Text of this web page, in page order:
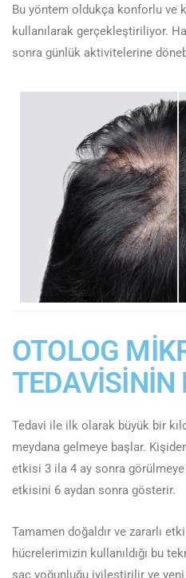
Bu yöntem oldukça konforlu ve
kullanılarak gerçekleştiriliyor.
sonra günlük aktivitelerine
OTOLOG
TEDAVİSİNİN
Tedavi ile ilk olarak büyük bir
meydana gelmeye başlar.
etkisi 3 ila 4 ay sonra görülmeye
etkisini 6 aydan sonra gösterir.
Tamamen doğaldır ve zararlı
hücrelerimizin kullanıldığı bu